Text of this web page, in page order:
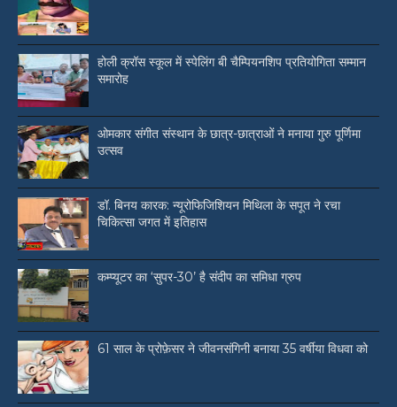
होली क्रॉस स्कूल में स्पेलिंग बी चैम्पियनशिप प्रतियोगिता सम्मान
समारोह
ओमकार संगीत संस्थान के छात्र-छात्राओं ने मनाया गुरु पूर्णिमा
उत्सव
डॉ. बिनय कारक: न्यूरोफिजिशियन मिथिला के सपूत ने रचा
चिकित्सा जगत में इतिहास
कम्प्यूटर का ‘सुपर-30’ है संदीप का समिधा ग्रुप
61 साल के प्रोफ़ेसर ने जीवनसंगिनी बनाया 35 वर्षीया विधवा को